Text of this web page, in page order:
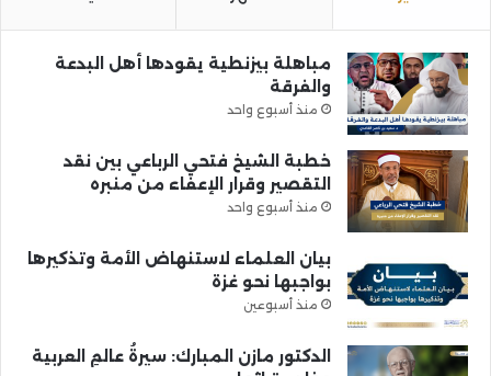
مباهلة بيزنطية يقودها أهل البدعة
والفرقة
منذ أسبوع واحد
خطبة الشيخ فتحي الرباعي بين نقد
التقصير وقرار الإعفاء من منبره
منذ أسبوع واحد
بيان العلماء لاستنهاض الأمة وتذكيرها
بواجبها نحو غزة
منذ أسبوعين
الدكتور مازن المبارك: سيرةُ عالمِ العربية